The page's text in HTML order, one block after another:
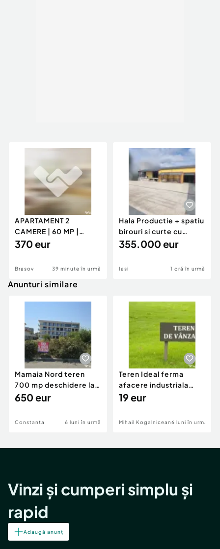
APARTAMENT 2
CAMERE | 60 MP |
GENERAL MOCIULSCHI
370 eur
Brasov 39 minute în urmă
Hala Productie + spatiu
birouri si curte cu
acces TIR - Danc
355.000 eur
Iasi 1 oră în urmă
Anunturi similare
Mamaia Nord teren
700 mp deschidere la
D24 si D25
650 eur
Constanta 6 luni în urmă
Teren Ideal ferma
afacere industriala
deschidere 71 ml la
19 eur
Mihail Kogalniceanu6 luni în urmă
Vinzi și cumperi simplu și
rapid
Adaugă anunț